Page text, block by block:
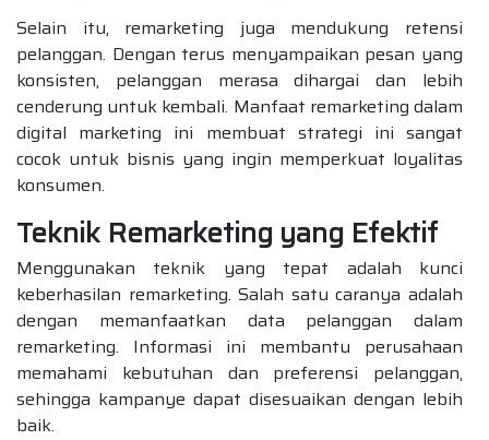
Selain itu, remarketing juga mendukung retensi
pelanggan. Dengan terus menyampaikan pesan yang
konsisten, pelanggan merasa dihargai dan lebih
cenderung untuk kembali. Manfaat remarketing dalam
digital marketing ini membuat strategi ini sangat
cocok untuk bisnis yang ingin memperkuat loyalitas
konsumen.
Teknik Remarketing yang Efektif
Menggunakan teknik yang tepat adalah kunci
keberhasilan remarketing. Salah satu caranya adalah
dengan memanfaatkan data pelanggan dalam
remarketing. Informasi ini membantu perusahaan
memahami kebutuhan dan preferensi pelanggan,
sehingga kampanye dapat disesuaikan dengan lebih
baik.